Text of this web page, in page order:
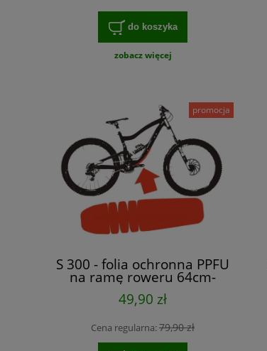
do koszyka
zobacz więcej
S 300 - folia ochronna PPFU
na ramę roweru 64cm-
support FULL MTB,
ENDURO, DOWNHILL
49,90 zł
Cena regularna:79,90 zł
promocja